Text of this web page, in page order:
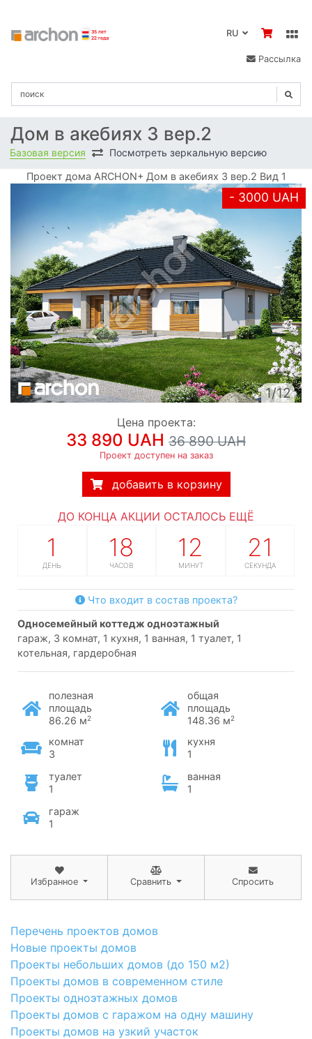
Рассылка
Дом в акебиях 3 вер.2
Базовая версия Посмотреть зеркальную версию
Проект дома ARCHON+ Дом в акебиях 3 вер.2 Вид 1
- 3000 UAH
1/12
Цена проекта:
33 890 UAH 36 890 UAH
Проект доступен на заказ
добавить в корзину
ДО КОНЦА АКЦИИ ОСТАЛОСЬ ЕЩЁ
1
ДЕНЬ
18
ЧАСОВ
12
МИНУТ
20
СЕКУНД
Что входит в состав проекта?
односемейный коттедж одноэтажный
гараж, 3 комнат, 1 кухня, 1 ванная, 1 туалет, 1
котельная, гардеробная
полезная
площадь
86.26 м2
общая
площадь
148.36 м2
комнат
3
кухня
1
туалет
1
ванная
1
гараж
1
Избранное Сравнить Спросить
Перечень проектов домов
Новые проекты домов
Проекты небольших домов (до 150 м2)
Проекты домов в современном стиле
Проекты одноэтажных домов
Проекты домов с гаражом на одну машину
Проекты домов на узкий участок